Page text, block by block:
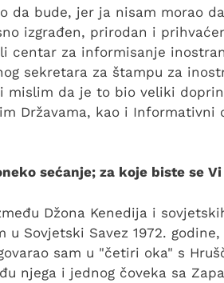
da bude, jer ja nisam morao
izgrađen, prirodan i
centar za informisanje
sekretara za štampu za
mislim da je to bio veliki
Državama, kao i Informativni
sećanje; za koje biste se
Džona Kenedija i
u Sovjetski Savez 1972.
sam u "četiri oka" s
njega i jednog čoveka sa